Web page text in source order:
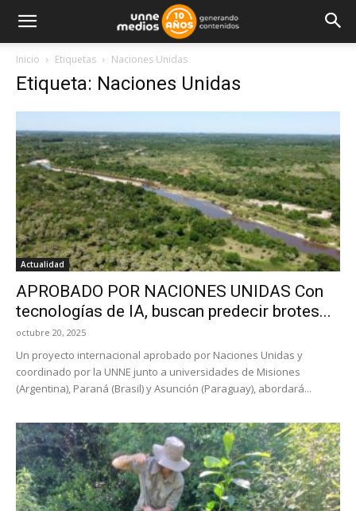
Inicio Etiquetas Naciones Unidas
Etiqueta: Naciones Unidas
Actualidad
APROBADO POR NACIONES UNIDAS Con
tecnologías de IA, buscan predecir brotes...
octubre 20, 2025
Un proyecto internacional aprobado por Naciones Unidas y
coordinado por la UNNE junto a universidades de Misiones
(Argentina), Paraná (Brasil) y Asunción (Paraguay), abordará...